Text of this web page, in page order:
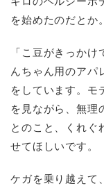
を始めたのだとか。
「こ豆がきっか
んちゃん用のアパ
をしています。モ
を見ながら、無理
とのこと、くれぐ
せてほしいです。
ケガを乗り越えて